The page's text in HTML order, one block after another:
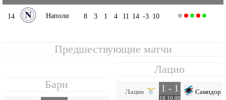
14 Наполи 8 3 1 4 11 14 -3 10
Предшествующие матчи
Бари
Лацио
Лацио 1 - 1
18.10.09